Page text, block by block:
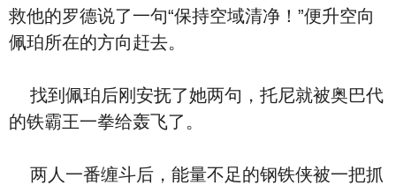
救他的罗德说了一句“保持空域清净！”便升空向
佩珀所在的方向赶去。
找到佩珀后刚安抚了她两句，托尼就被奥巴代
的铁霸王一拳给轰飞了。
两人一番缠斗后，能量不足的钢铁侠被一把抓